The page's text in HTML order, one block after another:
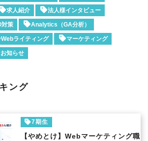
求人紹介 法人様インタビュー
対策 Analytics（GA分析）
Webライティング マーケティング
お知らせ
ング
7期生
【やめとけ】Webマーケティング職